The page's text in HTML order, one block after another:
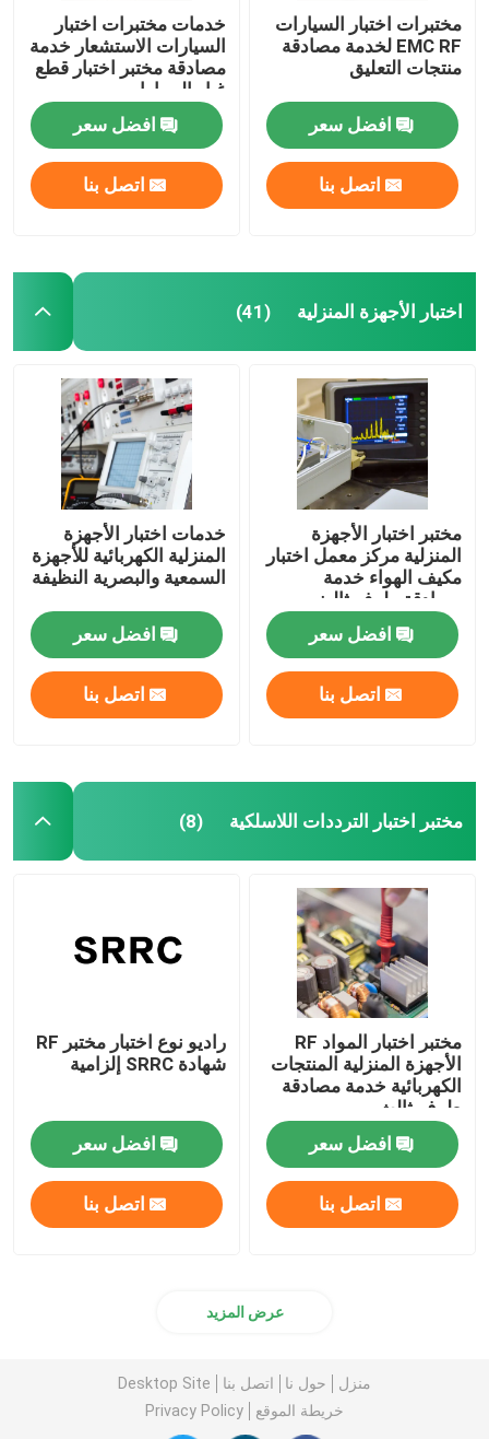
مختبرات اختبار السيارات
EMC RF لخدمة مصادقة
منتجات التعليق
افضل سعر
اتصل بنا
خدمات مختبرات اختبار
السيارات الاستشعار خدمة
مصادقة مختبر اختبار قطع
غيار السيارات
افضل سعر
اتصل بنا
اختبار الأجهزة المنزلية (41)
مختبر اختبار الأجهزة
المنزلية مركز معمل اختبار
مكيف الهواء خدمة
مصادقة طرف ثالث
افضل سعر
اتصل بنا
خدمات اختبار الأجهزة
المنزلية الكهربائية للأجهزة
السمعية والبصرية النظيفة
افضل سعر
اتصل بنا
مختبر اختبار الترددات اللاسلكية (8)
مختبر اختبار المواد RF
الأجهزة المنزلية المنتجات
الكهربائية خدمة مصادقة
طرف ثالث
افضل سعر
اتصل بنا
راديو نوع اختبار مختبر RF
شهادة SRRC إلزامية
افضل سعر
اتصل بنا
عرض المزيد
منزل حول نا اتصل بنا
Desktop Site
خريطة الموقع
Privacy Policy